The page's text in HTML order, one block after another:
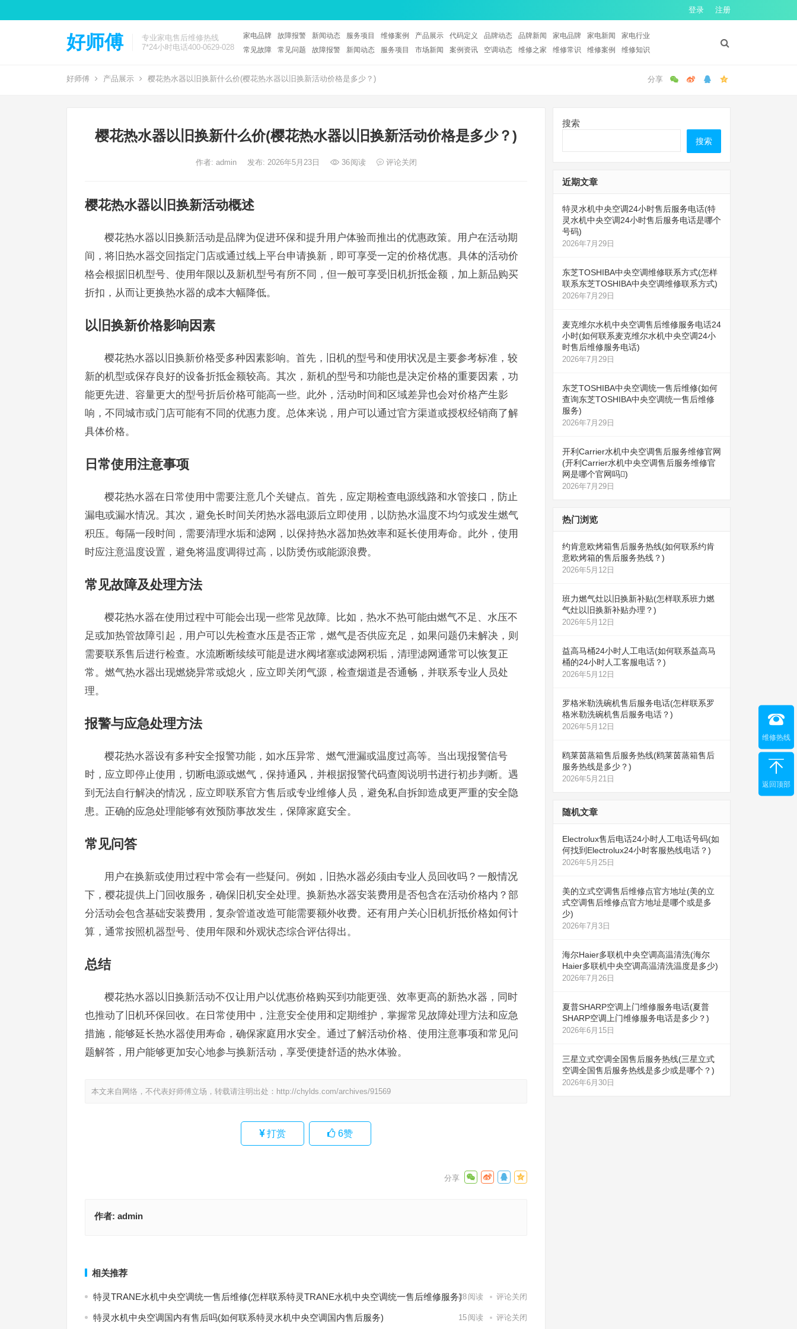
登录 注册
好师傅
专业家电售后维修热线
7*24小时电话400-0629-028
家电品牌 故障报警 新闻动态 服务项目 维修案例 产品展示 代码定义 品牌动态 品牌新闻 家电品牌 家电新闻
家电行业
常见故障
常见问题 故障报警 新闻动态 服务项目 市场新闻 案例资讯 空调动态 维修之家 维修常识 维修案例 维修知识
好师傅 产品展示 樱花热水器以旧换新什么价(樱花热水器以旧换新活动价格是多少？)
樱花热水器以旧换新什么价(樱花热水器以旧换新活动价格是多少？)
作者: admin 发布: 2026年5月23日 36阅读 评论关闭
樱花热水器以旧换新活动概述
樱花热水器以旧换新活动是品牌为促进环保和提升用户体验而推出的优惠政策。用户在活动期
间，将旧热水器交回指定门店或通过线上平台申请换新，即可享受一定的价格优惠。具体的活动价
格会根据旧机型号、使用年限以及新机型号有所不同，但一般可享受旧机折抵金额，加上新品购买
折扣，从而让更换热水器的成本大幅降低。
以旧换新价格影响因素
樱花热水器以旧换新价格受多种因素影响。首先，旧机的型号和使用状况是主要参考标准，较
新的机型或保存良好的设备折抵金额较高。其次，新机的型号和功能也是决定价格的重要因素，功
能更先进、容量更大的型号折后价格可能高一些。此外，活动时间和区域差异也会对价格产生影
响，不同城市或门店可能有不同的优惠力度。总体来说，用户可以通过官方渠道或授权经销商了解
具体价格。
日常使用注意事项
樱花热水器在日常使用中需要注意几个关键点。首先，应定期检查电源线路和水管接口，防止
漏电或漏水情况。其次，避免长时间关闭热水器电源后立即使用，以防热水温度不均匀或发生燃气
积压。每隔一段时间，需要清理水垢和滤网，以保持热水器加热效率和延长使用寿命。此外，使用
时应注意温度设置，避免将温度调得过高，以防烫伤或能源浪费。
常见故障及处理方法
樱花热水器在使用过程中可能会出现一些常见故障。比如，热水不热可能由燃气不足、水压不
足或加热管故障引起，用户可以先检查水压是否正常，燃气是否供应充足，如果问题仍未解决，则
需要联系售后进行检查。水流断断续续可能是进水阀堵塞或滤网积垢，清理滤网通常可以恢复正
常。燃气热水器出现燃烧异常或熄火，应立即关闭气源，检查烟道是否通畅，并联系专业人员处
理。
报警与应急处理方法
樱花热水器设有多种安全报警功能，如水压异常、燃气泄漏或温度过高等。当出现报警信号
时，应立即停止使用，切断电源或燃气，保持通风，并根据报警代码查阅说明书进行初步判断。遇
到无法自行解决的情况，应立即联系官方售后或专业维修人员，避免私自拆卸造成更严重的安全隐
患。正确的应急处理能够有效预防事故发生，保障家庭安全。
常见问答
用户在换新或使用过程中常会有一些疑问。例如，旧热水器必须由专业人员回收吗？一般情况
下，樱花提供上门回收服务，确保旧机安全处理。换新热水器安装费用是否包含在活动价格内？部
分活动会包含基础安装费用，复杂管道改造可能需要额外收费。还有用户关心旧机折抵价格如何计
算，通常按照机器型号、使用年限和外观状态综合评估得出。
总结
樱花热水器以旧换新活动不仅让用户以优惠价格购买到功能更强、效率更高的新热水器，同时
也推动了旧机环保回收。在日常使用中，注意安全使用和定期维护，掌握常见故障处理方法和应急
措施，能够延长热水器使用寿命，确保家庭用水安全。通过了解活动价格、使用注意事项和常见问
题解答，用户能够更加安心地参与换新活动，享受便捷舒适的热水体验。
本文来自网络，不代表好师傅立场，转载请注明出处： http://chylds.com/archives/91569
打赏 6赞
作者: admin
相关推荐
特灵TRANE水机中央空调统一售后维修(怎样联系特灵TRANE水机中央空调统一售后维修服务)28 阅读 评论关闭
特灵水机中央空调国内有售后吗(如何联系特灵水机中央空调国内售后服务) 15 阅读 评论关闭
搜索
搜索
近期文章
特灵水机中央空调24小时售后服务电话(特
灵水机中央空调24小时售后服务电话是哪个
号码)
2026年7月29日
东芝TOSHIBA中央空调维修联系方式(怎样
联系东芝TOSHIBA中央空调维修联系方式)
2026年7月29日
麦克维尔水机中央空调售后维修服务电话24
小时(如何联系麦克维尔水机中央空调24小
时售后维修服务电话)
2026年7月29日
东芝TOSHIBA中央空调统一售后维修(如何
查询东芝TOSHIBA中央空调统一售后维修
服务)
2026年7月29日
开利Carrier水机中央空调售后服务维修官网
(开利Carrier水机中央空调售后服务维修官
网是哪个官网吗)
2026年7月29日
热门浏览
约肯意欧烤箱售后服务热线(如何联系约肯
意欧烤箱的售后服务热线？)
2026年5月12日
班力燃气灶以旧换新补贴(怎样联系班力燃
气灶以旧换新补贴办理？)
2026年5月12日
益高马桶24小时人工电话(如何联系益高马
桶的24小时人工客服电话？)
2026年5月12日
罗格米勒洗碗机售后服务电话(怎样联系罗
格米勒洗碗机售后服务电话？)
2026年5月12日
鸥莱茵蒸箱售后服务热线(鸥莱茵蒸箱售后
服务热线是多少？)
2026年5月21日
随机文章
Electrolux售后电话24小时人工电话号码(如
何找到Electrolux24小时客服热线电话？)
2026年5月25日
美的立式空调售后维修点官方地址(美的立
式空调售后维修点官方地址是哪个或是多
少)
2026年7月3日
海尔Haier多联机中央空调高温清洗(海尔
Haier多联机中央空调高温清洗温度是多少)
2026年7月26日
夏普SHARP空调上门维修服务电话(夏普
SHARP空调上门维修服务电话是多少？)
2026年6月15日
三星立式空调全国售后服务热线(三星立式
空调全国售后服务热线是多少或是哪个？)
2026年6月30日
维修热线
返回顶部